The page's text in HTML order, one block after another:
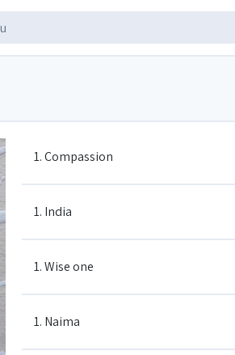
1. Compassion
1. India
1. Wise one
1. Naima